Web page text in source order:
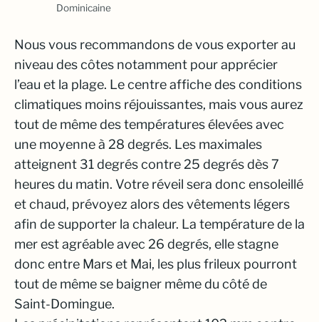
Dominicaine
Nous vous recommandons de vous exporter au
niveau des côtes notamment pour apprécier
l’eau et la plage. Le centre affiche des conditions
climatiques moins réjouissantes, mais vous aurez
tout de même des températures élevées avec
une moyenne à 28 degrés. Les maximales
atteignent 31 degrés contre 25 degrés dès 7
heures du matin. Votre réveil sera donc ensoleillé
et chaud, prévoyez alors des vêtements légers
afin de supporter la chaleur. La température de la
mer est agréable avec 26 degrés, elle stagne
donc entre Mars et Mai, les plus frileux pourront
tout de même se baigner même du côté de
Saint-Domingue.